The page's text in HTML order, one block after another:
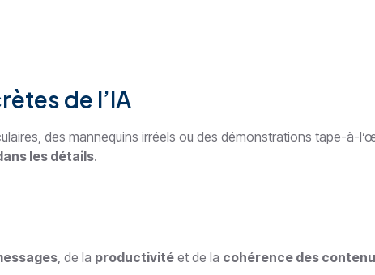
de l’IA
des mannequins irréels ou des démonstrations tape-à-
les détails.
, de la productivité et de la cohérence des